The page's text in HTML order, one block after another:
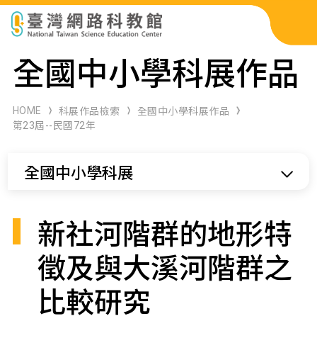
科展作品檢索
科學研習月刊
全國中小學科展作品
HOME 科展作品檢索
全國中小學科展作品
第23屆--民國72年
全國中小學科展
新社河階群的地形特
徵及與大溪河階群之
比較研究